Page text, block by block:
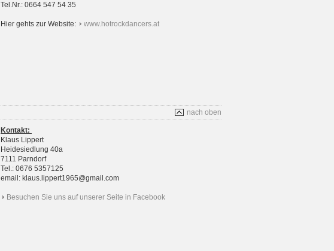
Tel.Nr.: 0664 547 54 35
Hier gehts zur Website: www.hotrockdancers.at
nach oben
Kontakt:
Klaus Lippert
Heidesiedlung 40a
7111 Parndorf
Tel.: 0676 5357125
email: klaus.lippert1965@gmail.com
Besuchen Sie uns auf unserer Seite in Facebook